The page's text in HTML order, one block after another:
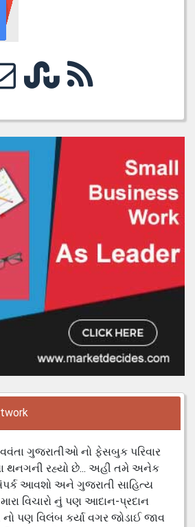
ગુજરાતીઓ નો ફેસબુક પરિવાર
થનગની રહ્યો છે... અહી તમે અનેક
આવશો અને ગુજરાતી સાહિત્ય
વિચારો નું પણ આદાન-પ્રદાન
નો પણ વિલંબ કર્યા વગર જોડાઈ જાવ